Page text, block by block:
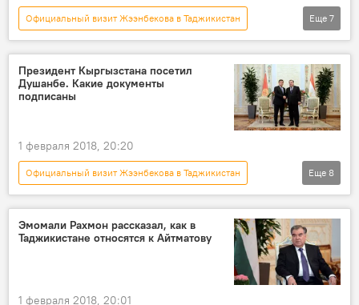
Официальный визит Жээнбекова в Таджикистан
Политика
Новости
Кыргызстан
Душанбе
Сооронбай Жээнбеков
визит
заявление
Еще 7
Президент Кыргызстана посетил
Душанбе. Какие документы
подписаны
1 февраля 2018, 20:20
Официальный визит Жээнбекова в Таджикистан
Политика
Новости
Кыргызстан
Таджикистан
Сооронбай Жээнбеков
визит
документы подписание
Еще 8
Эмомали Рахмон рассказал, как в
Таджикистане относятся к Айтматову
1 февраля 2018, 20:01